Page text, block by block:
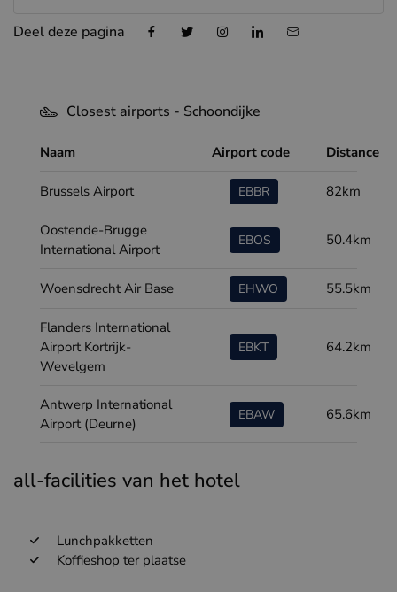
Deel deze pagina
Closest airports - Schoondijke
Naam Airport code Distance
Brussels Airport EBBR 82km
Oostende-Brugge
International Airport
EBOS 50.4km
Woensdrecht Air Base EHWO 55.5km
Flanders International
Airport Kortrijk-
Wevelgem
EBKT 64.2km
Antwerp International
Airport (Deurne)
EBAW 65.6km
all-facilities van het hotel
Lunchpakketten
Koffieshop ter plaatse